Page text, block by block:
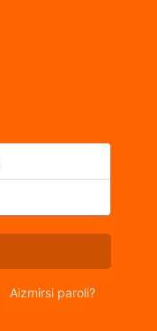
Aizmirsi paroli?